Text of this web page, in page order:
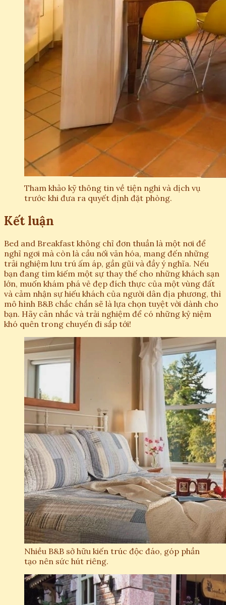
Tham khảo kỹ thông tin về tiện nghi và dịch vụ
trước khi đưa ra quyết định đặt phòng.
Kết luận
Bed and Breakfast không chỉ đơn thuần là một nơi để
nghỉ ngơi mà còn là cầu nối văn hóa, mang đến những
trải nghiệm lưu trú ấm áp, gần gũi và đầy ý nghĩa. Nếu
bạn đang tìm kiếm một sự thay thế cho những khách sạn
lớn, muốn khám phá vẻ đẹp đích thực của một vùng đất
và cảm nhận sự hiếu khách của người dân địa phương, thì
mô hình B&B chắc chắn sẽ là lựa chọn tuyệt vời dành cho
bạn. Hãy cân nhắc và trải nghiệm để có những kỷ niệm
khó quên trong chuyến đi sắp tới!
Nhiều B&B sở hữu kiến trúc độc đáo, góp phần
tạo nên sức hút riêng.